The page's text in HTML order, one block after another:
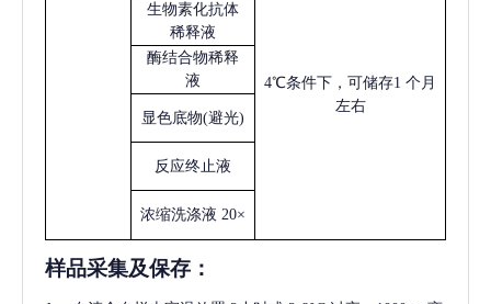
4℃条件下，可储存1 个月
左右
生物素化抗体
稀释液
酶结合物稀释
液
显色底物(避光)
反应终止液
浓缩洗涤液 20×
样品采集及保存 ：